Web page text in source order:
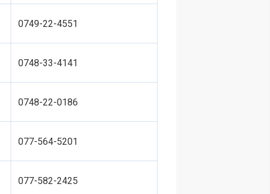
0749-22-4551
0748-33-4141
0748-22-0186
077-564-5201
077-582-2425